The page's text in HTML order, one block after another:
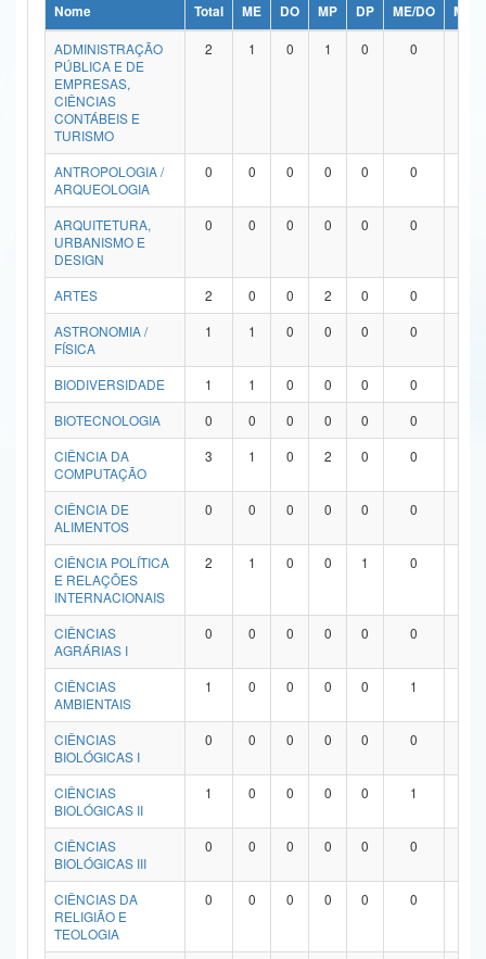
Ministério da Ciência, Tecnologia, Inovações e Comunicações
Ministério do Meio Ambiente
Ministério do Turismo
Ministério do Desenvolvimento Regional
Controladoria-Geral da União
Ministério da Mulher, da Família e dos Direitos Humanos
Secretaria de Governo
Advocacia-Geral da União
Banco Central do Brasil
Nome Total ME DO MP DP ME/DO
MP/
ADMINISTRAÇÃO
PÚBLICA E DE
EMPRESAS,
CIÊNCIAS
CONTÁBEIS E
TURISMO
2 1 0 1 0 0
ANTROPOLOGIA /
ARQUEOLOGIA
0 0 0 0 0 0
ARQUITETURA,
URBANISMO E
DESIGN
0 0 0 0 0 0
ARTES 2 0 0 2 0 0
ASTRONOMIA /
FÍSICA
1 1 0 0 0 0
BIODIVERSIDADE 1 1 0 0 0 0
BIOTECNOLOGIA
0 0 0 0 0 0
CIÊNCIA DA
COMPUTAÇÃO
3 1 0 2 0 0
CIÊNCIA DE
ALIMENTOS
0 0 0 0 0 0
CIÊNCIA POLÍTICA
E RELAÇÕES
INTERNACIONAIS
2 1 0 0 1 0
CIÊNCIAS
AGRÁRIAS I
0 0 0 0 0 0
CIÊNCIAS
AMBIENTAIS
1 0 0 0 0 1
CIÊNCIAS
BIOLÓGICAS I
0 0 0 0 0 0
CIÊNCIAS
BIOLÓGICAS II
1 0 0 0 0 1
CIÊNCIAS
BIOLÓGICAS III
0 0 0 0 0 0
CIÊNCIAS DA
RELIGIÃO E
TEOLOGIA
0 0 0 0 0 0